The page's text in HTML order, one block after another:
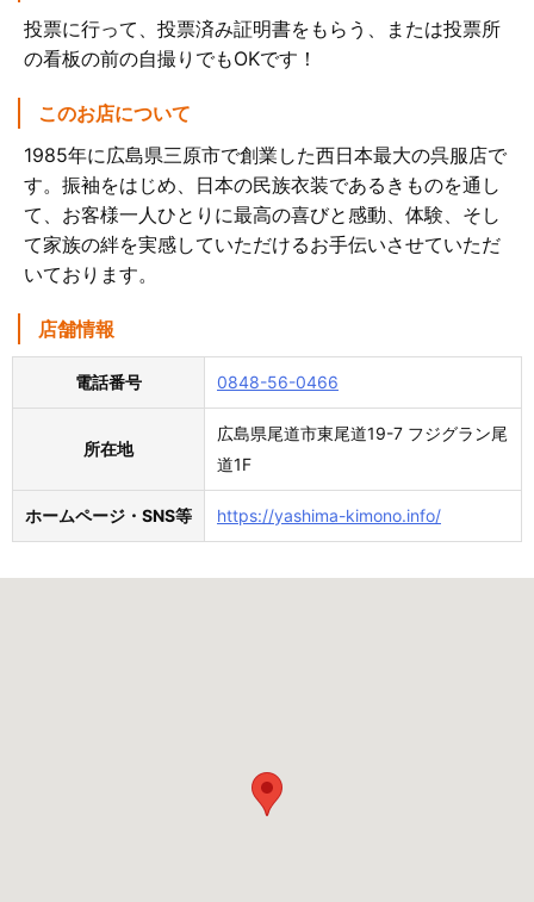
投票に行って、投票済み証明書をもらう、または投票所
の看板の前の自撮りでもOKです！
このお店について
1985年に広島県三原市で創業した西日本最大の呉服店で
す。振袖をはじめ、日本の民族衣装であるきものを通し
て、お客様一人ひとりに最高の喜びと感動、体験、そし
て家族の絆を実感していただけるお手伝いさせていただ
いております。
店舗情報
電話番号 0848-56-0466
所在地
広島県尾道市東尾道19-7 フジグラン尾
道1F
ホームページ・SNS等 https://yashima-kimono.info/